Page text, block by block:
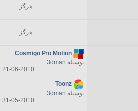
هرگز
هرگز
Cosmigo Pro Motion
بوسیله 3dman
21-06-2010
Toonz
بوسیله 3dman
31-05-2010